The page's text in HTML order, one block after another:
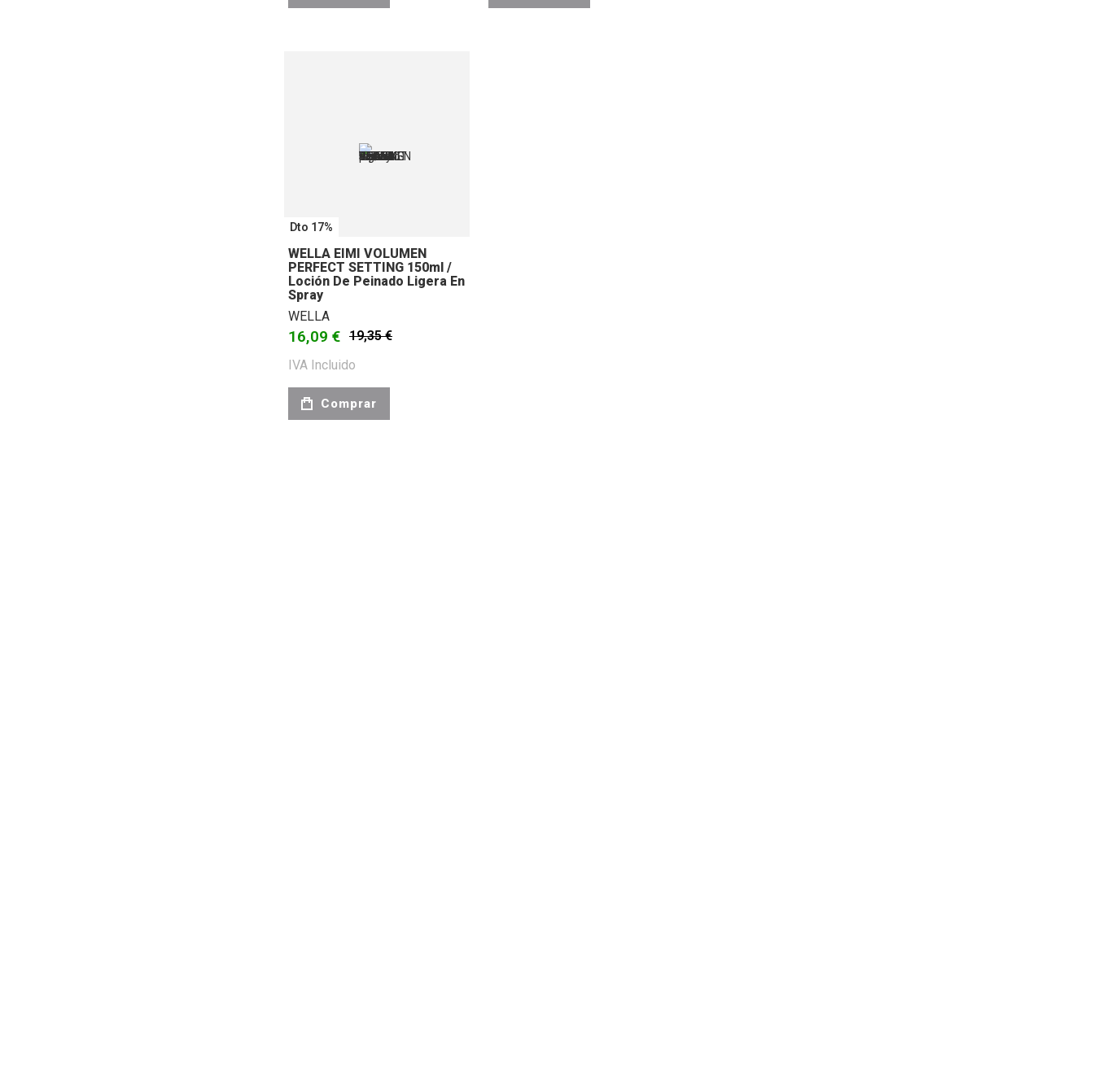
Dto 17%
WELLA EIMI VOLUMEN
PERFECT SETTING 150ml /
Loción De Peinado Ligera En
Spray
WELLA
16,09 € 19,35 €
IVA Incluido
Comprar